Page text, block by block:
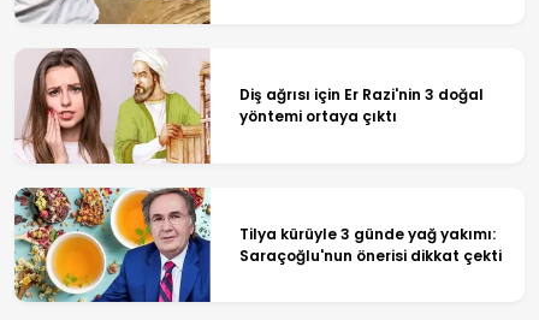
Diş ağrısı için Er Razi'nin 3 doğal
yöntemi ortaya çıktı
Tilya kürüyle 3 günde yağ yakımı:
Saraçoğlu'nun önerisi dikkat çekti